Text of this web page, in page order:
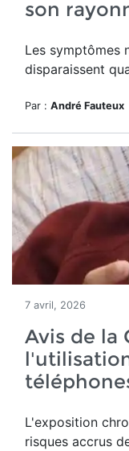
son
Les symptômes
disparaissent
Par : André Fauteux
7 avril, 2026
Avis de la
L'exposition
risques accrus